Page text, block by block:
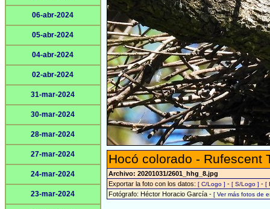
06-abr-2024
05-abr-2024
04-abr-2024
02-abr-2024
31-mar-2024
30-mar-2024
28-mar-2024
27-mar-2024
24-mar-2024
23-mar-2024
Hocó colorado - Rufescent
Archivo: 20201031/2601_hhg_8.jpg
Exportar la foto con los datos: [ C/Logo ] - [ S/Logo ] - [
Fotógrafo: Héctor Horacio García - [ Ver más fotos de